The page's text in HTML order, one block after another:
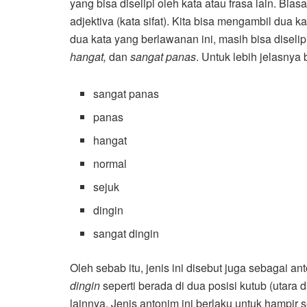
yang bisa diselipi oleh kata atau frasa lain.
adjektiva (kata sifat). Kita bisa mengambil dua
dua kata yang berlawanan ini, masih bisa
hangat, dan sangat panas. Untuk lebih jelasnya
sangat panas
panas
hangat
normal
sejuk
dingin
sangat dingin
Oleh sebab itu, jenis ini disebut juga sebagai
dinginseperti berada di dua posisi kutub (utara
lainnya. Jenis antonim ini berlaku untuk hampir